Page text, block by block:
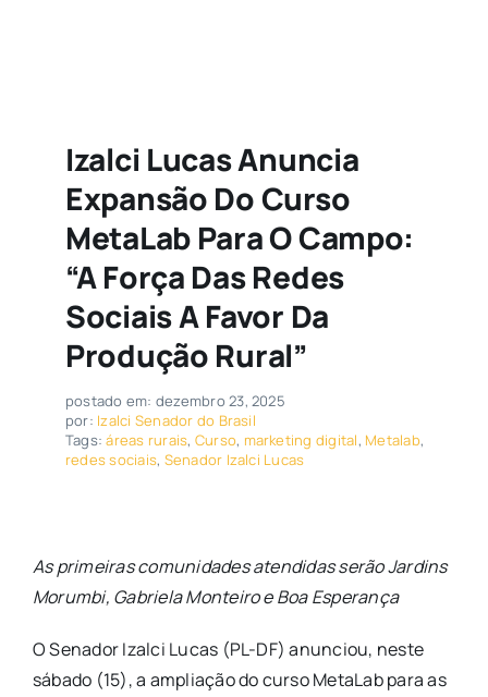
Izalci Lucas Anuncia
Expansão Do Curso
MetaLab Para O Campo:
“A Força Das Redes
Sociais A Favor Da
Produção Rural”
postado em: dezembro 23, 2025
por: Izalci Senador do Brasil
Tags:áreas rurais, Curso, marketing digital, Metalab,
redes sociais, Senador Izalci Lucas
As primeiras comunidades atendidas serão Jardins
Morumbi, Gabriela Monteiro e Boa Esperança
​O Senador Izalci Lucas (PL-DF) anunciou, neste
sábado (15), a ampliação do curso MetaLab para as